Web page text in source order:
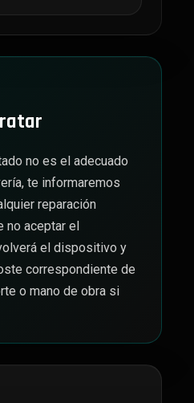
no es el adecuado
te informaremos
reparación
no aceptar el
el dispositivo y
correspondiente de
o mano de obra si